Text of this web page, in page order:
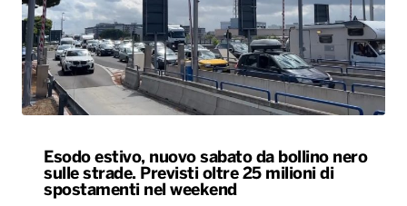
Esodo estivo, nuovo sabato da bollino nero
sulle strade. Previsti oltre 25 milioni di
spostamenti nel weekend